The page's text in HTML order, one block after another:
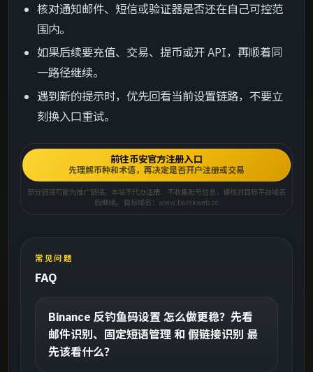
核对通知邮件、短信或验证器是否还在自己可控范
围内。
如果后续要充值、交易、提币或开 API，再顺着同
一路径继续。
遇到新的提示时，优先回看当前设置链路，不要立
刻换入口重试。
前往币安官方注册入口
先理解币种和术语，再决定是否开户注册或交易
部分链接可能为推广链接。本站不代办注册、不收集账号信息，请核对目标平台域名
后继续。 目标域名：www.bsmkweb.cc
常见问题
FAQ
Binance 反钓鱼码设置 怎么做更稳？先看
邮件识别、固定短语管理 和 假链接识别 最
先该看什么？